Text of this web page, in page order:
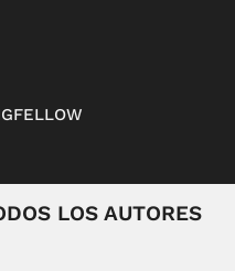
LOS AUTORES